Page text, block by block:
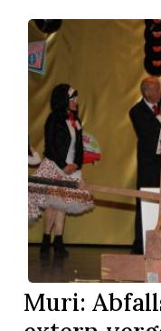
Muri: